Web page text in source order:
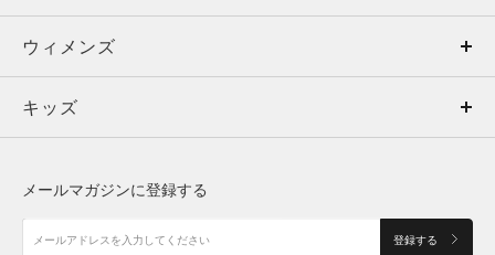
ウィメンズ
キッズ
アクセサリー
トップス
ボトムス
アクセサリー
ウィメンズ
トップス
シューズ
キッズ
メールマガジンに登録する
登録する